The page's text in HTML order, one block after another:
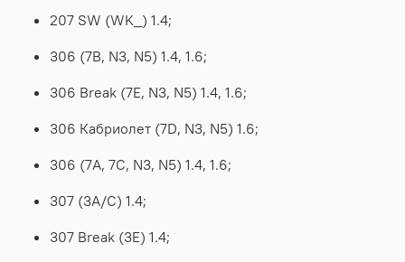
207 SW (WK_) 1.4;
306 (7B, N3, N5) 1.4, 1.6;
306 Break (7E, N3, N5) 1.4, 1.6;
306 Кабриолет (7D, N3, N5) 1.6;
306 (7A, 7C, N3, N5) 1.4, 1.6;
307 (3A/C) 1.4;
307 Break (3E) 1.4;